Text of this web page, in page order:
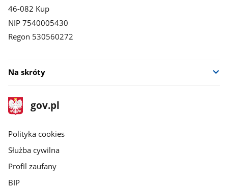
46-082 Kup
NIP 7540005430
Regon 530560272
Na skróty
stopka
gov.pl
Strona
gov.pl
gov.pl
Polityka cookies
Służba cywilna
Profil zaufany
BIP